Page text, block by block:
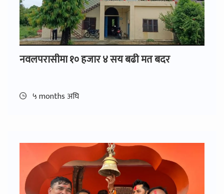
नवलपरासीमा १० हजार ४ सय बढी मत बदर
५ months अघि